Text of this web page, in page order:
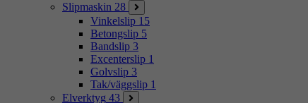
Slipmaskin 28
Vinkelslip 15
Betongslip 5
Bandslip 3
Excenterslip 1
Golvslip 3
Tak/väggslip 1
Elverktyg 43